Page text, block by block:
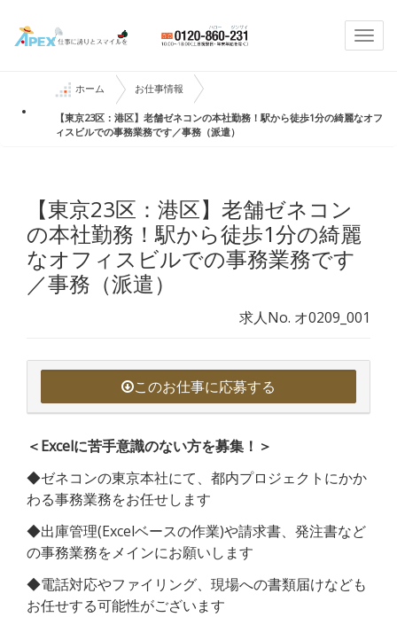
ホーム お仕事情報
【東京23区：港区】老舗ゼネコンの本社勤務！駅から徒歩1分の綺麗なオフ
ィスビルでの事務業務です／事務（派遣）
【東京23区：港区】老舗ゼネコン
の本社勤務！駅から徒歩1分の綺麗
なオフィスビルでの事務業務です
／事務（派遣）
求人No. オ0209_001
このお仕事に応募する
＜Excelに苦手意識のない方を募集！＞
◆ゼネコンの東京本社にて、都内プロジェクトにかか
わる事務業務をお任せします
◆出庫管理(Excelベースの作業)や請求書、発注書など
の事務業務をメインにお願いします
◆電話対応やファイリング、現場への書類届けなども
お任せする可能性がございます